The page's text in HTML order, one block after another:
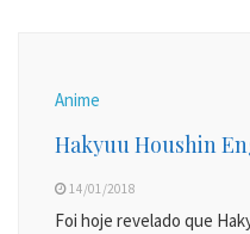
Anime
Hakyuu Houshin
14/01/2018
Foi hoje revelado que